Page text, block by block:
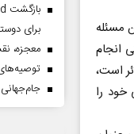
مسئله
انجام
است،
را
برای
معجزه،